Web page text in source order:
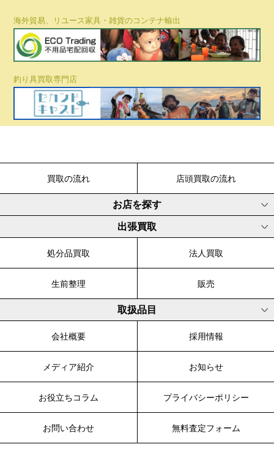
海外貿易、リユース家具・雑貨のコンテナ輸出
釣り具買取専門店
買取の流れ 店頭買取の流れ
お店を探す
出張買取
処分品買取 法人買取
生前整理 販売
取扱品目
会社概要 採用情報
メディア紹介 お知らせ
お役立ちコラム プライバシーポリシー
お問い合わせ 無料査定フォーム